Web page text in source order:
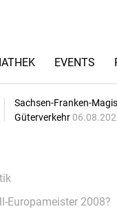
EVENTS
Sachsen-Franken-
Güterverkehr
Europameister 2008?